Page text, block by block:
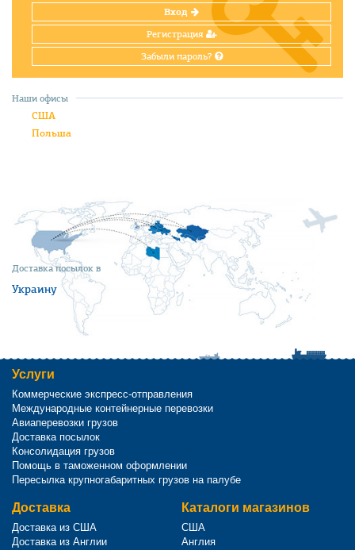
Вход
Регистрация
Забыли пароль?
Доставка посылок в
Украину
Наши офисы
США
Польша
Услуги
Коммерческие экспресс-отправления
Международные контейнерные перевозки
Авиаперевозки грузов
Доставка посылок
Консолидация грузов
Помощь в таможенном оформлении
Пересылка крупногабаритных грузов на палубе
Доставка
Доставка из США
Доставка из Англии
Каталоги магазинов
США
Англия